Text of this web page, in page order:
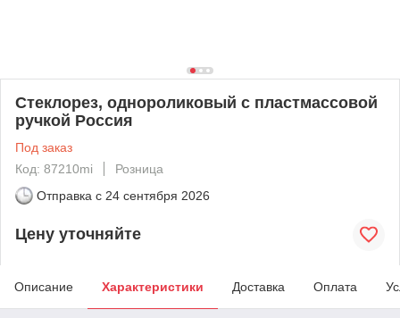
Стеклорез, однороликовый с пластмассовой
ручкой Россия
Под заказ
Код: 87210mi
Розница
Отправка с 24 сентября 2026
Цену уточняйте
Описание Характеристики Доставка Оплата